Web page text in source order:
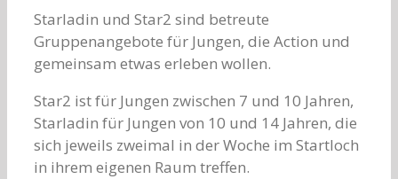
Starladin und Star2 sind betreute
Gruppenangebote für Jungen, die Action und
gemeinsam etwas erleben wollen.
Star2 ist für Jungen zwischen 7 und 10 Jahren,
Starladin für Jungen von 10 und 14 Jahren, die
sich jeweils zweimal in der Woche im Startloch
in ihrem eigenen Raum treffen.